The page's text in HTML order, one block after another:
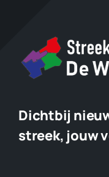
Dichtbij
streek, jouw